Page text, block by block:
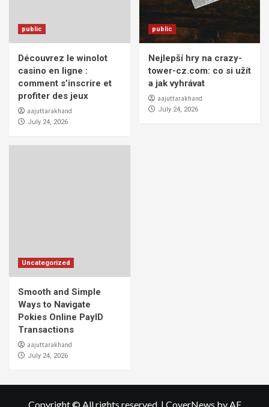
public
Découvrez le winolot
casino en ligne :
comment s’inscrire et
profiter des jeux
aajuttarakhand
July 24, 2026
public
Nejlepší hry na crazy-
tower-cz.com: co si užít
a jak vyhrávat
aajuttarakhand
July 24, 2026
Uncategorized
Smooth and Simple
Ways to Navigate
Pokies Online PayID
Transactions
aajuttarakhand
July 24, 2026
Copyright © All rights reserved. | CoverNews by AF